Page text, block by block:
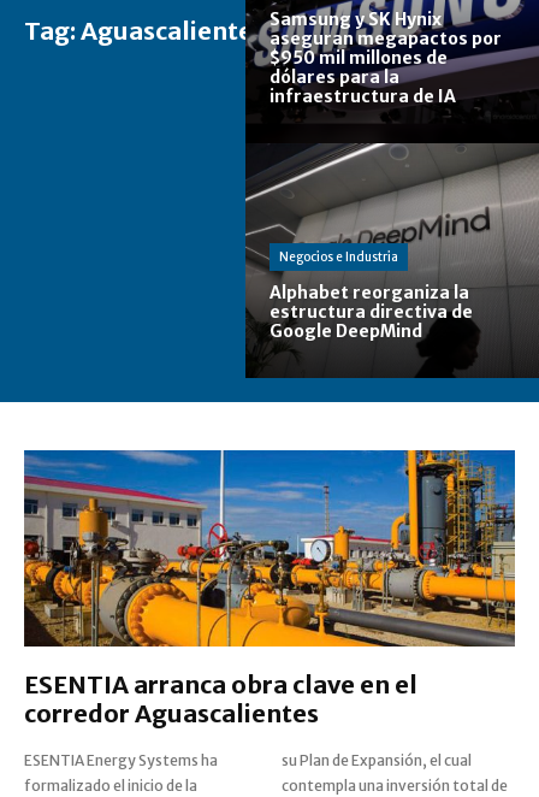
Tag: Aguascalientes Samsung y SK Hynix
aseguran megapactos por
$950 mil millones de
dólares para la
infraestructura de IA
Negocios e Industria
Alphabet reorganiza la
estructura directiva de
Google DeepMind
ESENTIA arranca obra clave en el
corredor Aguascalientes
ESENTIA Energy Systems ha
formalizado el inicio de la
su Plan de Expansión, el cual
contempla una inversión total de